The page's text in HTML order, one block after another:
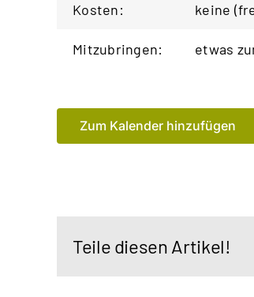
Kosten: keine
Mitzubringen: etwas
Zum Kalender hinzufügen
Teile diesen Artikel!